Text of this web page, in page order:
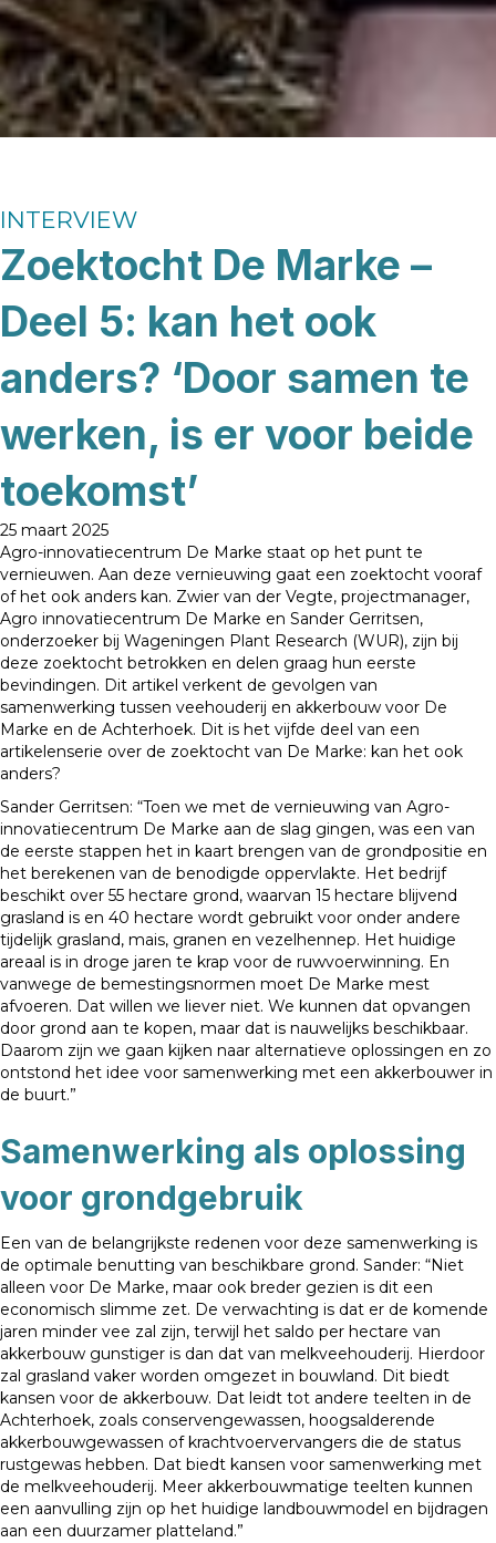
INTERVIEW
Zoektocht De Marke –
Deel 5: kan het ook
anders? ‘Door samen te
werken, is er voor beide
toekomst’
25 maart 2025
Agro-innovatiecentrum De Marke staat op het punt te
vernieuwen. Aan deze vernieuwing gaat een zoektocht vooraf
of het ook anders kan. Zwier van der Vegte, projectmanager,
Agro innovatiecentrum De Marke en Sander Gerritsen,
onderzoeker bij Wageningen Plant Research (WUR), zijn bij
deze zoektocht betrokken en delen graag hun eerste
bevindingen. Dit artikel verkent de gevolgen van
samenwerking tussen veehouderij en akkerbouw voor De
Marke en de Achterhoek. Dit is het vijfde deel van een
artikelenserie over de zoektocht van De Marke: kan het ook
anders?
Sander Gerritsen: “Toen we met de vernieuwing van Agro-
innovatiecentrum De Marke aan de slag gingen, was een van
de eerste stappen het in kaart brengen van de grondpositie en
het berekenen van de benodigde oppervlakte. Het bedrijf
beschikt over 55 hectare grond, waarvan 15 hectare blijvend
grasland is en 40 hectare wordt gebruikt voor onder andere
tijdelijk grasland, mais, granen en vezelhennep. Het huidige
areaal is in droge jaren te krap voor de ruwvoerwinning. En
vanwege de bemestingsnormen moet De Marke mest
afvoeren. Dat willen we liever niet. We kunnen dat opvangen
door grond aan te kopen, maar dat is nauwelijks beschikbaar.
Daarom zijn we gaan kijken naar alternatieve oplossingen en zo
ontstond het idee voor samenwerking met een akkerbouwer in
de buurt.”
Samenwerking als oplossing
voor grondgebruik
Een van de belangrijkste redenen voor deze samenwerking is
de optimale benutting van beschikbare grond. Sander: “Niet
alleen voor De Marke, maar ook breder gezien is dit een
economisch slimme zet. De verwachting is dat er de komende
jaren minder vee zal zijn, terwijl het saldo per hectare van
akkerbouw gunstiger is dan dat van melkveehouderij. Hierdoor
zal grasland vaker worden omgezet in bouwland. Dit biedt
kansen voor de akkerbouw. Dat leidt tot andere teelten in de
Achterhoek, zoals conservengewassen, hoogsalderende
akkerbouwgewassen of krachtvoervervangers die de status
rustgewas hebben. Dat biedt kansen voor samenwerking met
de melkveehouderij. Meer akkerbouwmatige teelten kunnen
een aanvulling zijn op het huidige landbouwmodel en bijdragen
aan een duurzamer platteland.”